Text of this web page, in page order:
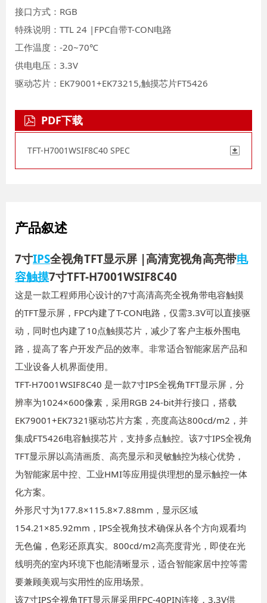
接口方式：RGB
特殊说明：TTL 24 |FPC自带T-CON电路
工作温度：-20~70℃
供电电压：3.3V
驱动芯片：EK79001+EK73215,触摸芯片FT5426
PDF下载
TFT-H7001WSIF8C40 SPEC
产品叙述
7寸IPS全视角TFT显示屏 |高清宽视角高亮带电
容触摸7寸TFT-H7001WSIF8C40
这是一款工程师用心设计的7寸高清高亮全视角带电容触摸
的TFT显示屏，FPC内建了T-CON电路，仅需3.3V可以直接驱
动，同时也内建了10点触摸芯片，减少了客户主板外围电
路，提高了客户开发产品的效率。非常适合智能家居产品和
工业设备人机界面使用。
TFT-H7001WSIF8C40 是一款7寸IPS全视角TFT显示屏，分
辨率为1024×600像素，采用RGB 24-bit并行接口，搭载
EK79001+EK7321驱动芯片方案，亮度高达800cd/m2，并
集成FT5426电容触摸芯片，支持多点触控。该7寸IPS全视角
TFT显示屏以高清画质、高亮显示和灵敏触控为核心优势，
为智能家居中控、工业HMI等应用提供理想的显示触控一体
化方案。
外形尺寸为177.8×115.8×7.88mm，显示区域
154.21×85.92mm，IPS全视角技术确保从各个方向观看均
无色偏，色彩还原真实。800cd/m2高亮度背光，即使在光
线明亮的室内环境下也能清晰显示，适合智能家居中控等需
要兼顾美观与实用性的应用场景。
该7寸IPS全视角TFT显示屏采用FPC-40PIN连接，3.3V供